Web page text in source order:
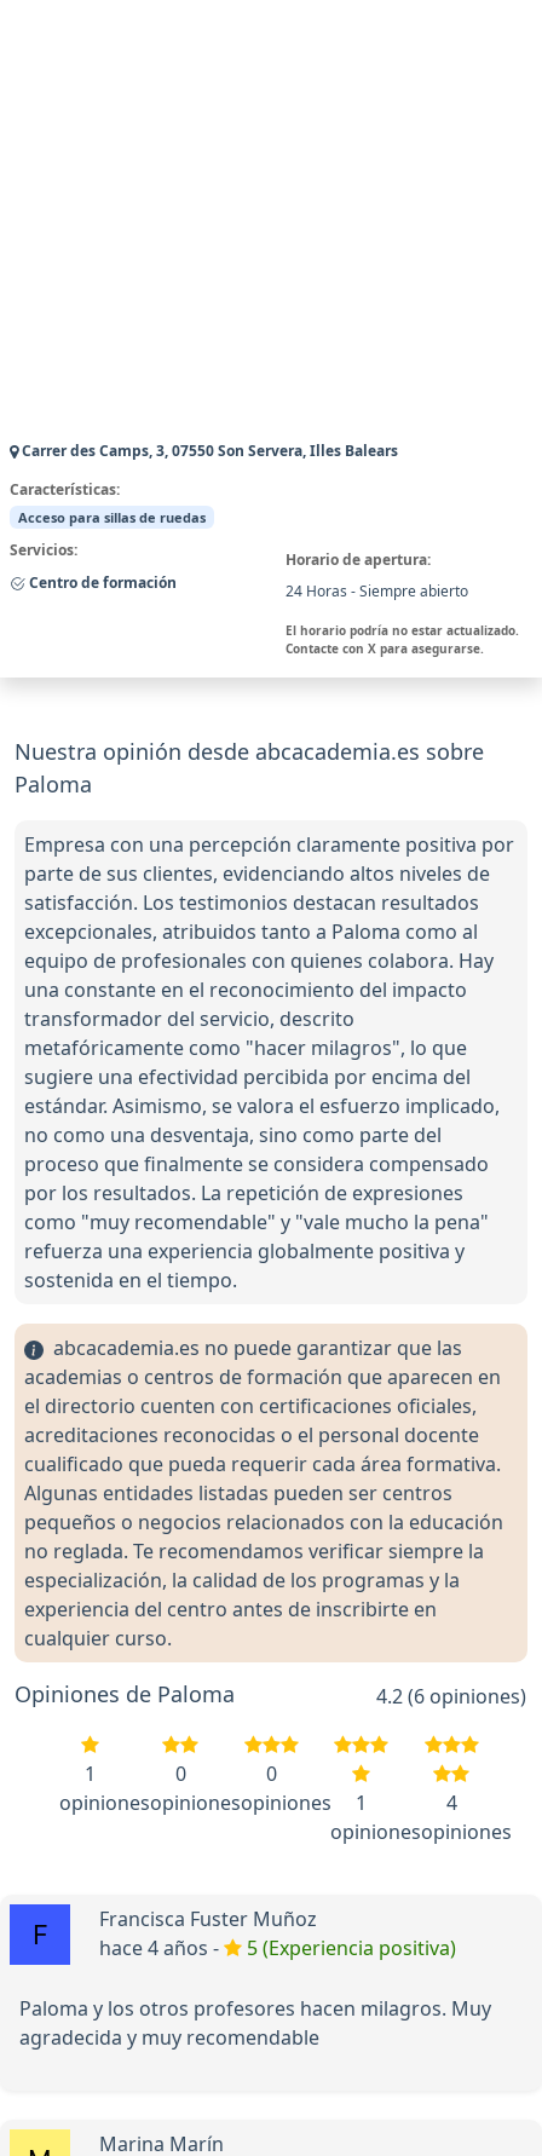
Carrer des Camps, 3, 07550 Son Servera, Illes Balears
Características:
Acceso para sillas de ruedas
Servicios:
Centro de formación
Horario de apertura:
24 Horas - Siempre abierto
El horario podría no estar actualizado.
Contacte con X para asegurarse.
Nuestra opinión desde abcacademia.es sobre
Paloma
Empresa con una percepción claramente positiva por
parte de sus clientes, evidenciando altos niveles de
satisfacción. Los testimonios destacan resultados
excepcionales, atribuidos tanto a Paloma como al
equipo de profesionales con quienes colabora. Hay
una constante en el reconocimiento del impacto
transformador del servicio, descrito
metafóricamente como "hacer milagros", lo que
sugiere una efectividad percibida por encima del
estándar. Asimismo, se valora el esfuerzo implicado,
no como una desventaja, sino como parte del
proceso que finalmente se considera compensado
por los resultados. La repetición de expresiones
como "muy recomendable" y "vale mucho la pena"
refuerza una experiencia globalmente positiva y
sostenida en el tiempo.
abcacademia.es no puede garantizar que las
academias o centros de formación que aparecen en
el directorio cuenten con certificaciones oficiales,
acreditaciones reconocidas o el personal docente
cualificado que pueda requerir cada área formativa.
Algunas entidades listadas pueden ser centros
pequeños o negocios relacionados con la educación
no reglada. Te recomendamos verificar siempre la
especialización, la calidad de los programas y la
experiencia del centro antes de inscribirte en
cualquier curso.
Opiniones de Paloma 4.2 (6 opiniones)
1
opiniones
0
opiniones
0
opiniones
1
opiniones
4
opiniones
Francisca Fuster Muñoz
hace 4 años -
5 (Experiencia positiva)
Paloma y los otros profesores hacen milagros. Muy
agradecida y muy recomendable
Marina Marín